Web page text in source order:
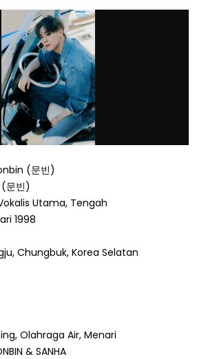
(문빈)
문빈)
Utama, Tengah
1998
Chungbuk, Korea Selatan
Olahraga Air, Menari
& SANHA